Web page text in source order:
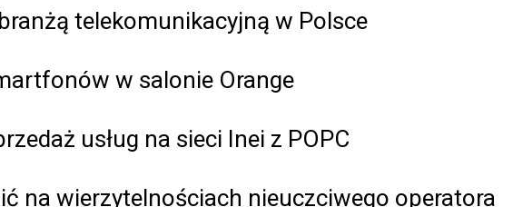
telekomunikacyjną w Polsce
w salonie Orange
usług na sieci Inei z POPC
na wierzytelnościach nieuczciwego operatora